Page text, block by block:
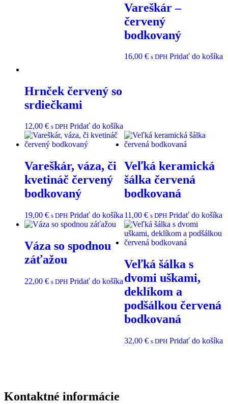
Hrnček červený so
srdiečkami
12,00 € s DPH Pridať do košíka
Vareškár –
červený
bodkovaný
16,00 € s DPH Pridať do košíka
Vareškár, váza, či
kvetináč červený
bodkovaný
19,00 € s DPH Pridať do košíka
Veľká keramická
šálka červená
bodkovaná
11,00 € s DPH Pridať do košíka
Váza so spodnou
záťažou
22,00 € s DPH Pridať do košíka
Veľká šálka s
dvomi uškami,
deklíkom a
podšálkou červená
bodkovaná
32,00 € s DPH Pridať do košíka
Kontaktné informácie